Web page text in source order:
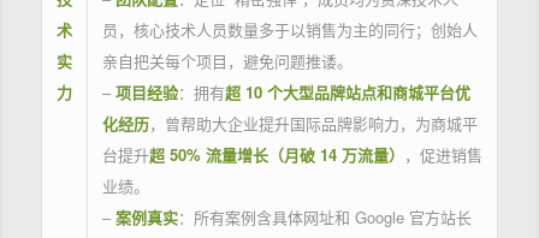
术
实
力
员，核心技术人员数量多于以销售为主的同行；创始人
亲自把关每个项目，避免问题推诿。
– 项目经验：拥有超 10 个大型品牌站点和商城平台优
化经历，曾帮助大企业提升国际品牌影响力，为商城平
台提升超 50% 流量增长（月破 14 万流量） ，促进销售
业绩。
– 案例真实：所有案例含具体网址和 Google 官方站长